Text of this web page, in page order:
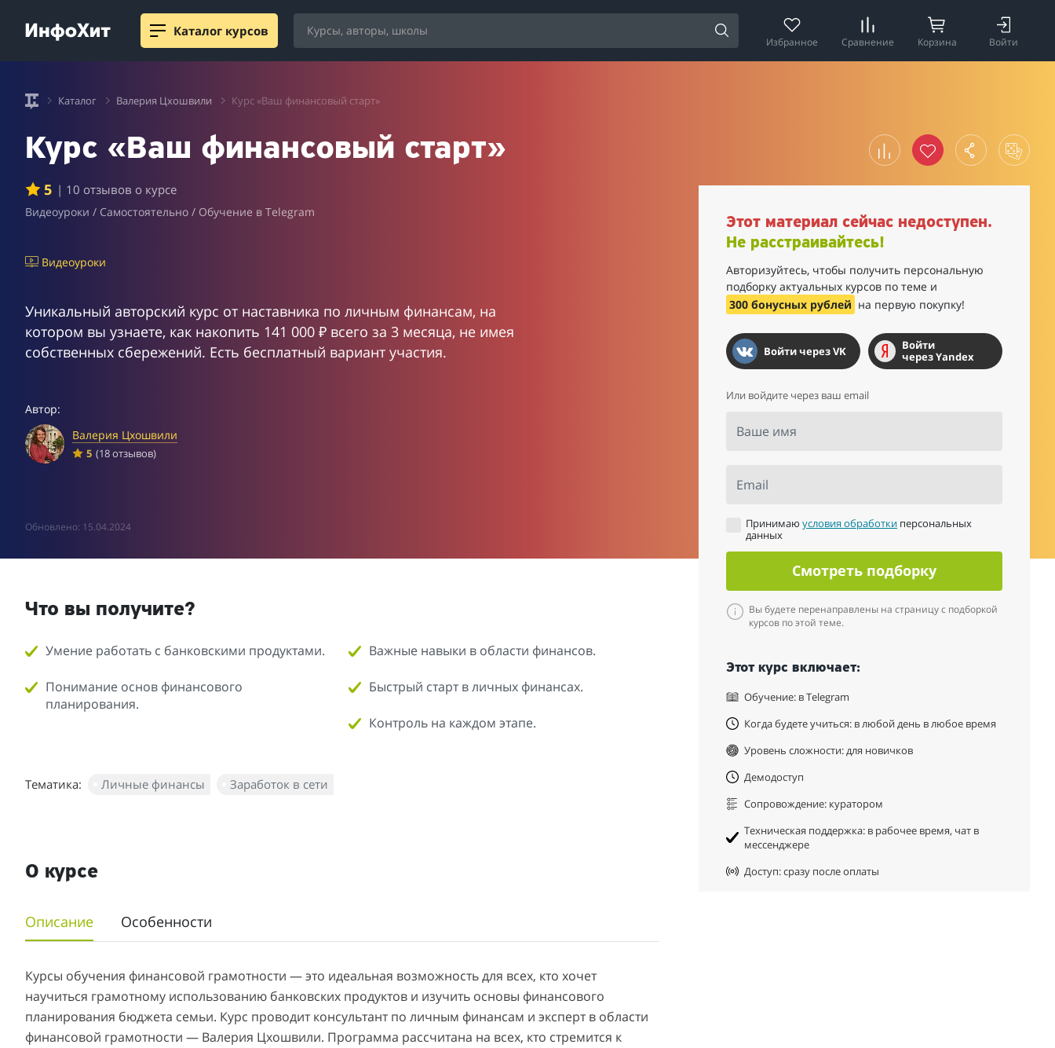
Каталог курсов
Избранное Сравнение Корзина Войти
Каталог Валерия Цхошвили Курс «Ваш финансовый старт»
Курс «Ваш финансовый старт»
5 | 10 отзывов о курсе
Видеоуроки / Самостоятельно / Обучение в Telegram
Видеоуроки
Уникальный авторский курс от наставника по личным финансам, на
котором вы узнаете, как накопить 141 000 ₽ всего за 3 месяца, не имея
собственных сбережений. Есть бесплатный вариант участия.
Автор:
Валерия Цхошвили
5 (18 отзывов)
Обновлено: 15.04.2024
Этот материал сейчас недоступен.
Не расстраивайтесь!
Авторизуйтесь, чтобы получить персональную
подборку актуальных курсов по теме и
300 бонусных рублей на первую покупку!
Войти через VK
Войти
через Yandex
Или войдите через ваш email
Ваше имя
Email
Принимаюусловия обработки персональных
данных
Смотреть подборку
Вы будете перенаправлены на страницу с подборкой
курсов по этой теме.
Этот курс включает:
Обучение: в Telegram
Когда будете учиться: в любой день в любое время
Уровень сложности: для новичков
Демодоступ
Сопровождение: куратором
Техническая поддержка: в рабочее время, чат в
мессенджере
Доступ: сразу после оплаты
Что вы получите?
Умение работать с банковскими продуктами.
Понимание основ финансового
планирования.
Важные навыки в области финансов.
Быстрый старт в личных финансах.
Контроль на каждом этапе.
Тематика: Личные финансы Заработок в сети
О курсе
Описание Особенности
Курсы обучения финансовой грамотности — это идеальная возможность для всех, кто хочет
научиться грамотному использованию банковских продуктов и изучить основы финансового
планирования бюджета семьи. Курс проводит консультант по личным финансам и эксперт в области
финансовой грамотности — Валерия Цхошвили. Программа рассчитана на всех, кто стремится к